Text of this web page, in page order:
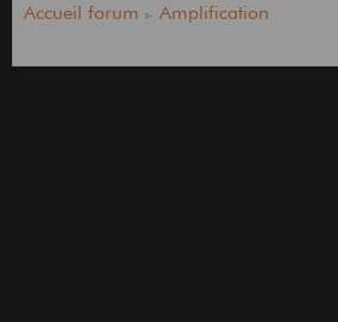
Accueil forum Amplification